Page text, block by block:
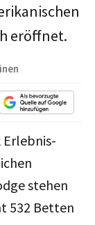
eröffnet.
Erlebnis-
stehen
532 Betten